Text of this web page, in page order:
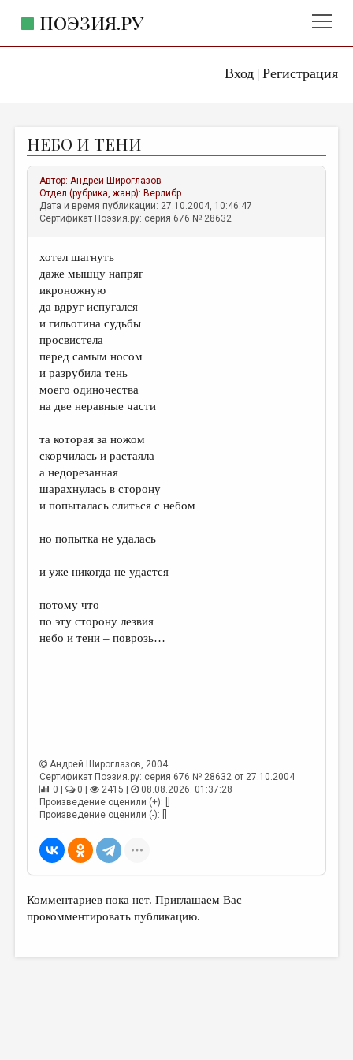
Вход| Регистрация
ПОЭЗИЯ.РУ
ЖАНРЫ
АВТОРЫ
КОММЕНТАРИИ
ЛИТСАЛОН
НОВОСТИ
ПРАВИЛА САЙТА
ОТДЕЛЫ И РУБРИКИ
ИЗБРАННОЕ
ДАЙДЖЕСТ
ПРОИЗВЕДЕНИЯ
КОНКУРСЫ
ДЕТСКАЯ КОМНАТА
КНИЖНАЯ ПОЛКА
ОБЗОР ЛИТЕРАТУРЫ
СТРАНИЦЫ ПАМЯТИ
КОЛОНКА РЕДАКТОРА
ЛИТЕРАТУРОВЕДЕНИЕ
КУЛЬТУРОВЕДЕНИЕ
ПУБЛИЦИСТИКА
РЕЦЕНЗИРОВАНИЕ
ЦИКЛЫ ПУБЛИКАЦИЙ
ТРЕДИАКОВСКИЙ
ВКОНТАКТЕ
НЕБО И ТЕНИ
Автор:Андрей Широглазов
Отдел (рубрика, жанр): Верлибр
Дата и время публикации: 27.10.2004, 10:46:47
Сертификат Поэзия.ру: серия 676 № 28632
хотел шагнуть
даже мышцу напряг
икроножную
да вдруг испугался
и гильотина судьбы
просвистела
перед самым носом
и разрубила тень
моего одиночества
на две неравные части
та которая за ножом
скорчилась и растаяла
а недорезанная
шарахнулась в сторону
и попыталась слиться с небом
но попытка не удалась
и уже никогда не удастся
потому что
по эту сторону лезвия
небо и тени – поврозь…
Андрей Широглазов, 2004
Сертификат Поэзия.ру: серия 676 № 28632 от 27.10.2004
0 |
0 | 2415 |
08.08.2026. 01:37:28
Произведение оценили (+): []
Произведение оценили (-): []
Комментариев пока нет. Приглашаем Вас
прокомментировать публикацию.